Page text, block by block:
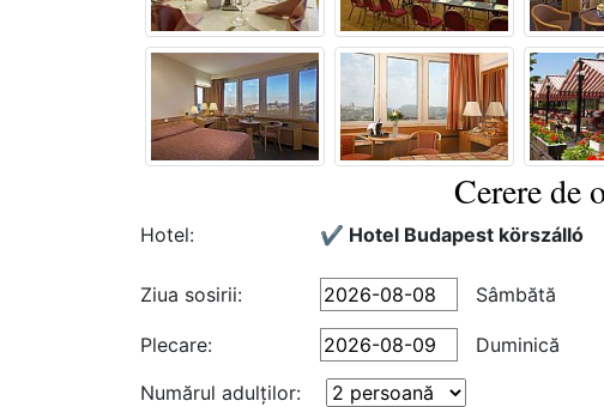
Cerere de
Hotel: ✔️ Hotel Budapest körszálló
Ziua sosirii: Sâmbătă
Plecare:
Duminică
Numărul adulţilor: